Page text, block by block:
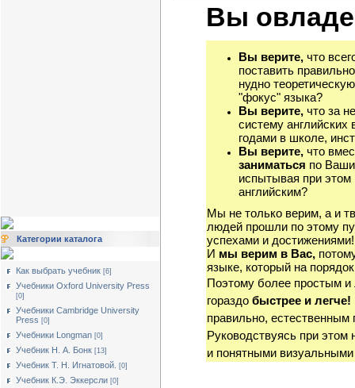
Категории каталога
Как выбрать учебник [6]
Учебники Oxford University Press
[0]
Учебники Cambridge University
Press [0]
Учебники Longman [0]
Учебник Н. А. Бонк [13]
Учебник Т. Н. Игнатовой. [0]
Учебник К.Э. Эккерсли [0]
Вы
Вы верите, что
поставить
нудно
"фокус" языка?
Вы верите, что за
систему
годами в школе,
Вы верите, что
заниматься по
испытывая при этом
английским?
Мы не только верим, а и
людей прошли по этому
успехами и достижениями!
И мы верим в Вас,
языке, который на
Поэтому более простым
гораздо быстрее и легче!
правильно, естественным
Руководствуясь при
и понятными